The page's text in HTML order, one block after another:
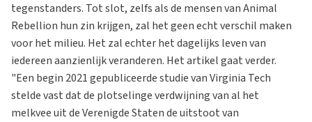
tegenstanders. Tot slot, zelfs als de mensen van Animal
Rebellion hun zin krijgen, zal het geen echt verschil maken
voor het milieu. Het zal echter het dagelijks leven van
iedereen aanzienlijk veranderen. Het artikel gaat verder.
"Een begin 2021 gepubliceerde studie van Virginia Tech
stelde vast dat de plotselinge verdwijning van al het
melkvee uit de Verenigde Staten de uitstoot van